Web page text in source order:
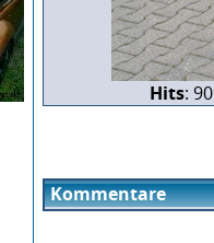
Hits: 90
Kommentare